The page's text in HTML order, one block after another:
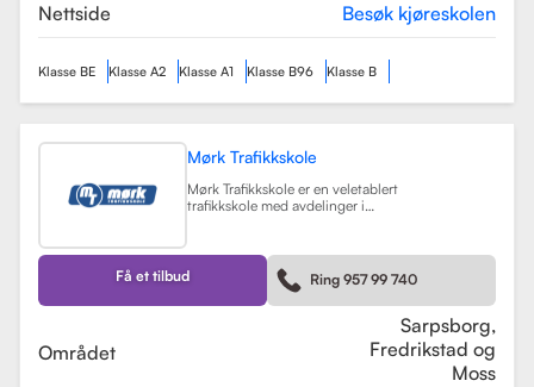
Nettside Besøk kjøreskolen
Klasse BE Klasse A2 Klasse A1 Klasse B96 Klasse B
Mørk Trafikkskole
Mørk Trafikkskole er en veletablert
trafikkskole med avdelinger i
på undervisningen, og har fått
positive tilbakemeldinger fra elever,
med vurderinger som 5.0 i
Sarpsborg og 4.4 i Fredrikstad.
Få et tilbud Ring 957 99 740
Området
Sarpsborg,
Fredrikstad og
Moss